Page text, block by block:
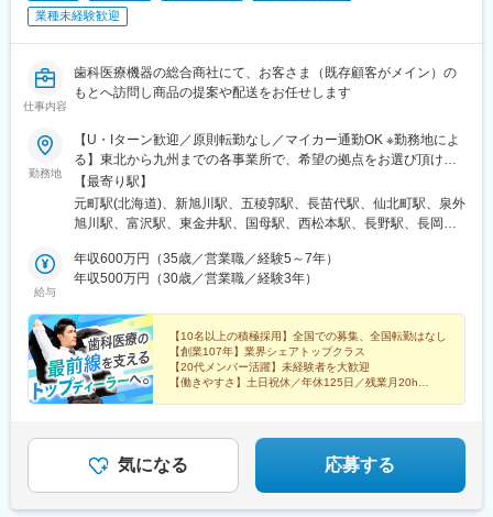
■業務の魅力
競合製品との差別化や新製品上市により、提案の幅が広がる環境
です。
予定オペ中心で働きやすく、専門性を深めながら医療現場に貢献
できます。
■担当エリア
東北エリアの担当、メインは宮城県を想定。
一部福島県、山形県、秋田県、青森県、岩手県（出張ベースでで
北海道）近隣エリアも担当いただきます。営業車は1人1台貸与さ
れます。
■部署構成
東日本エリアマネージャー：１名
■企業の魅力
新規事業の拡大期に携わり、戦略構築から現場対応まで幅広い経
験を積めます。
また、WLBを重視する社長方針があり、裁量が大きく新しいこと
ており、入社後も馴染みやすい雰囲気です。
■当社について
業種未経験歓迎
仕事内容
歯科医療機器の総合商社にて、お客さま（既存顧客がメイン）の
もとへ訪問し商品の提案や配送をお任せします
勤務地
【U・Iターン歓迎／原則転勤なし／マイカー通勤OK ※勤務地によ
る】東北から九州までの各事業所で、希望の拠点をお選び頂けま
す！＜北海道エリア＞■札幌支店■旭川店■函館店＜東北エリア＞■
八戸店■盛岡支店■秋田店■仙台支店■山形営業所＜北陸エリア＞■
甲府支店■松本支店■長野店■長岡店＜首都圏エリア＞■東京支店■
玉鴻巣店■厚木支店■横浜支店■高崎営業所■情報機器開発営業部
（八王子支店内）＜東海エリア＞■岡崎支店■浜松支店■岐阜支店■
路店＜九州エリア＞■鹿児島支店■熊本店■沖縄店【本社】〒440-
8518 愛知県豊橋市八町通5-7☆豊橋駅より豊橋鉄道市内線乗車
『豊橋公園前下車』徒歩5分※敷地内喫煙可能場所あり
【最寄り駅】
元町駅(北海道)、新旭川駅、五稜郭駅、長苗代駅、仙北町駅、泉外
旭川駅、富沢駅、東金井駅、国母駅、西松本駅、長野駅、長岡
葉キャンパス駅、北与野駅、鴻巣駅、本厚木駅、伊勢佐木長者町
駅、高崎駅、京王八王子駅、美合駅、助信駅、西岐阜駅、久居
駅、神水交差点駅、美栄橋駅、日の出駅(東京都)、湯島駅、石川町
駅、八王子駅、ドーム前千代崎駅、騎射場駅、健軍校前駅、御茶
ノ水駅、関内駅、九条駅(大阪府)、二中通駅、八丁馬場駅
給与
年収600万円（35歳／営業職／経験5～7年）
年収500万円（30歳／営業職／経験3年）
【10名以上の積極採用】全国での募集、全国転勤はなし
【創業107年】業界シェアトップクラス
【20代メンバー活躍】未経験者を大歓迎
【働きやすさ】土日祝休／年休125日／残業月20h
気になる 応募する